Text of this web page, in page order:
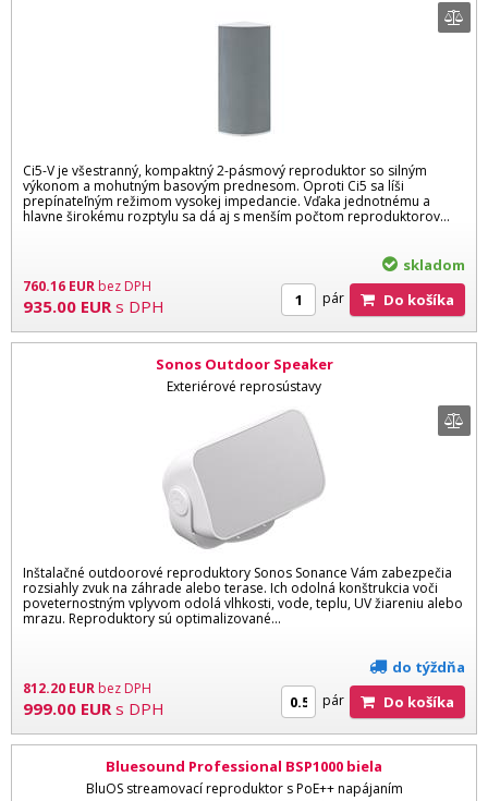
Ci5-V je všestranný, kompaktný 2-pásmový reproduktor so silným
výkonom a mohutným basovým prednesom. Oproti Ci5 sa líši
prepínateľným režimom vysokej impedancie. Vďaka jednotnému a
hlavne širokému rozptylu sa dá aj s menším počtom reproduktorov...
760.16 EURbez DPH
935.00 EUR s DPH
skladom
pár Do košíka
Sonos Outdoor Speaker
Exteriérové reprosústavy
Inštalačné outdoorové reproduktory Sonos Sonance Vám zabezpečia
rozsiahly zvuk na záhrade alebo terase. Ich odolná konštrukcia voči
poveternostným vplyvom odolá vlhkosti, vode, teplu, UV žiareniu alebo
mrazu. Reproduktory sú optimalizované...
812.20 EURbez DPH
999.00 EUR s DPH
do týždňa
pár Do košíka
Bluesound Professional BSP1000 biela
BluOS streamovací reproduktor s PoE++ napájaním